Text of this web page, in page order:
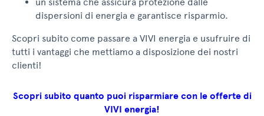
dispersioni di energia e garantisce risparmio.
Scopri subito come passare a VIVI energia e usufruire di
tutti i vantaggi che mettiamo a disposizione dei nostri
clienti!
Scopri subito quanto puoi risparmiare con le offerte di
VIVI energia!